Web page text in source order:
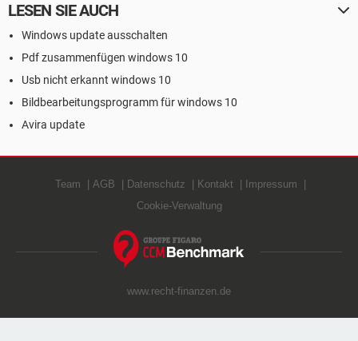
LESEN SIE AUCH
Windows update ausschalten
Pdf zusammenfügen windows 10
Usb nicht erkannt windows 10
Bildbearbeitungsprogramm für windows 10
Avira update
Team AGB Datenschutz Kontakt
Impressum
Cookie-Verwaltung
www.recht-finanzen.de